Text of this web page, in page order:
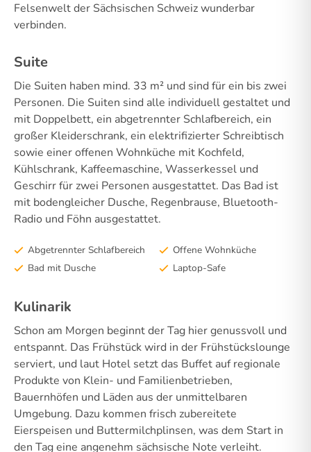
Felsenwelt der Sächsischen Schweiz wunderbar
verbinden.
Suite
Die Suiten haben mind. 33 m² und sind für ein bis zwei
Personen. Die Suiten sind alle individuell gestaltet und
mit Doppelbett, ein abgetrennter Schlafbereich, ein
großer Kleiderschrank, ein elektrifizierter Schreibtisch
sowie einer offenen Wohnküche mit Kochfeld,
Kühlschrank, Kaffeemaschine, Wasserkessel und
Geschirr für zwei Personen ausgestattet. Das Bad ist
mit bodengleicher Dusche, Regenbrause, Bluetooth-
Radio und Föhn ausgestattet.
Abgetrennter Schlafbereich
Bad mit Dusche
Offene Wohnküche
Laptop-Safe
Kulinarik
Schon am Morgen beginnt der Tag hier genussvoll und
entspannt. Das Frühstück wird in der Frühstückslounge
serviert, und laut Hotel setzt das Buffet auf regionale
Produkte von Klein- und Familienbetrieben,
Bauernhöfen und Läden aus der unmittelbaren
Umgebung. Dazu kommen frisch zubereitete
Eierspeisen und Buttermilchplinsen, was dem Start in
den Tag eine angenehm sächsische Note verleiht.